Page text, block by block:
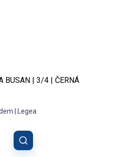
BUSAN | 3/4 | ČERNÁ
| Legea